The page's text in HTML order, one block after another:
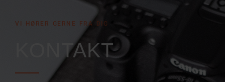
VI HØRER GERNE FRA DIG
KONTAKT